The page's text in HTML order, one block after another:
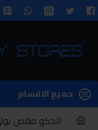
جميع الاقسام
انجكو مقص بولي